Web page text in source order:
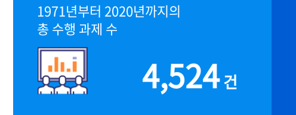
1971년부터 2020년까지의
총 수행 과제 수
4,524건